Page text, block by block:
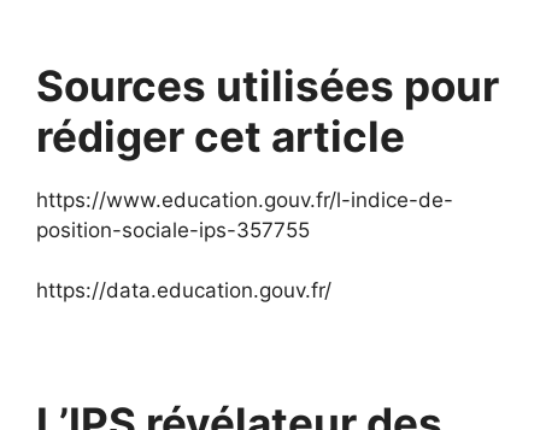
Sources utilisées pour
rédiger cet article
https://www.education.gouv.fr/l-indice-de-
position-sociale-ips-357755
https://data.education.gouv.fr/